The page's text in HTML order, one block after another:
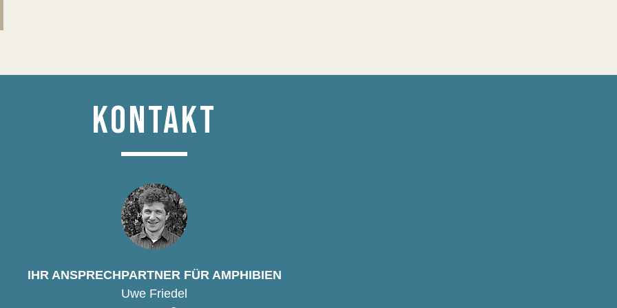
KONTAKT
IHR ANSPRECHPARTNER FÜR AMPHIBIEN
Uwe Friedel